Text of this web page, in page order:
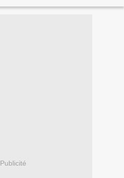
Publicité